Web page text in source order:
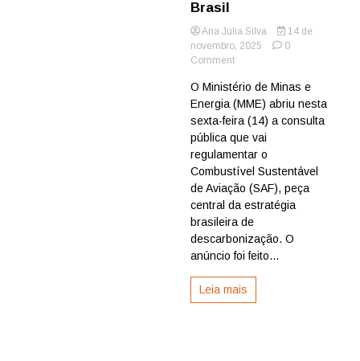
Brasil
Ana Júlia Silva
14 de
novembro, 2025
0
Commenton
publica
consulta
pública
SAF,
reforçando
as
estratégias
para
a
descarbonização
Brasil
O Ministério de Minas e
Energia (MME) abriu nesta
sexta-feira (14) a consulta
pública que vai
regulamentar o
Combustível Sustentável
de Aviação (SAF), peça
central da estratégia
brasileira de
descarbonização. O
anúncio foi feito...
Leia mais